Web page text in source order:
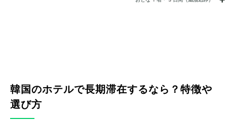
韓国のホテルで長期滞在するなら？特徴や
選び方